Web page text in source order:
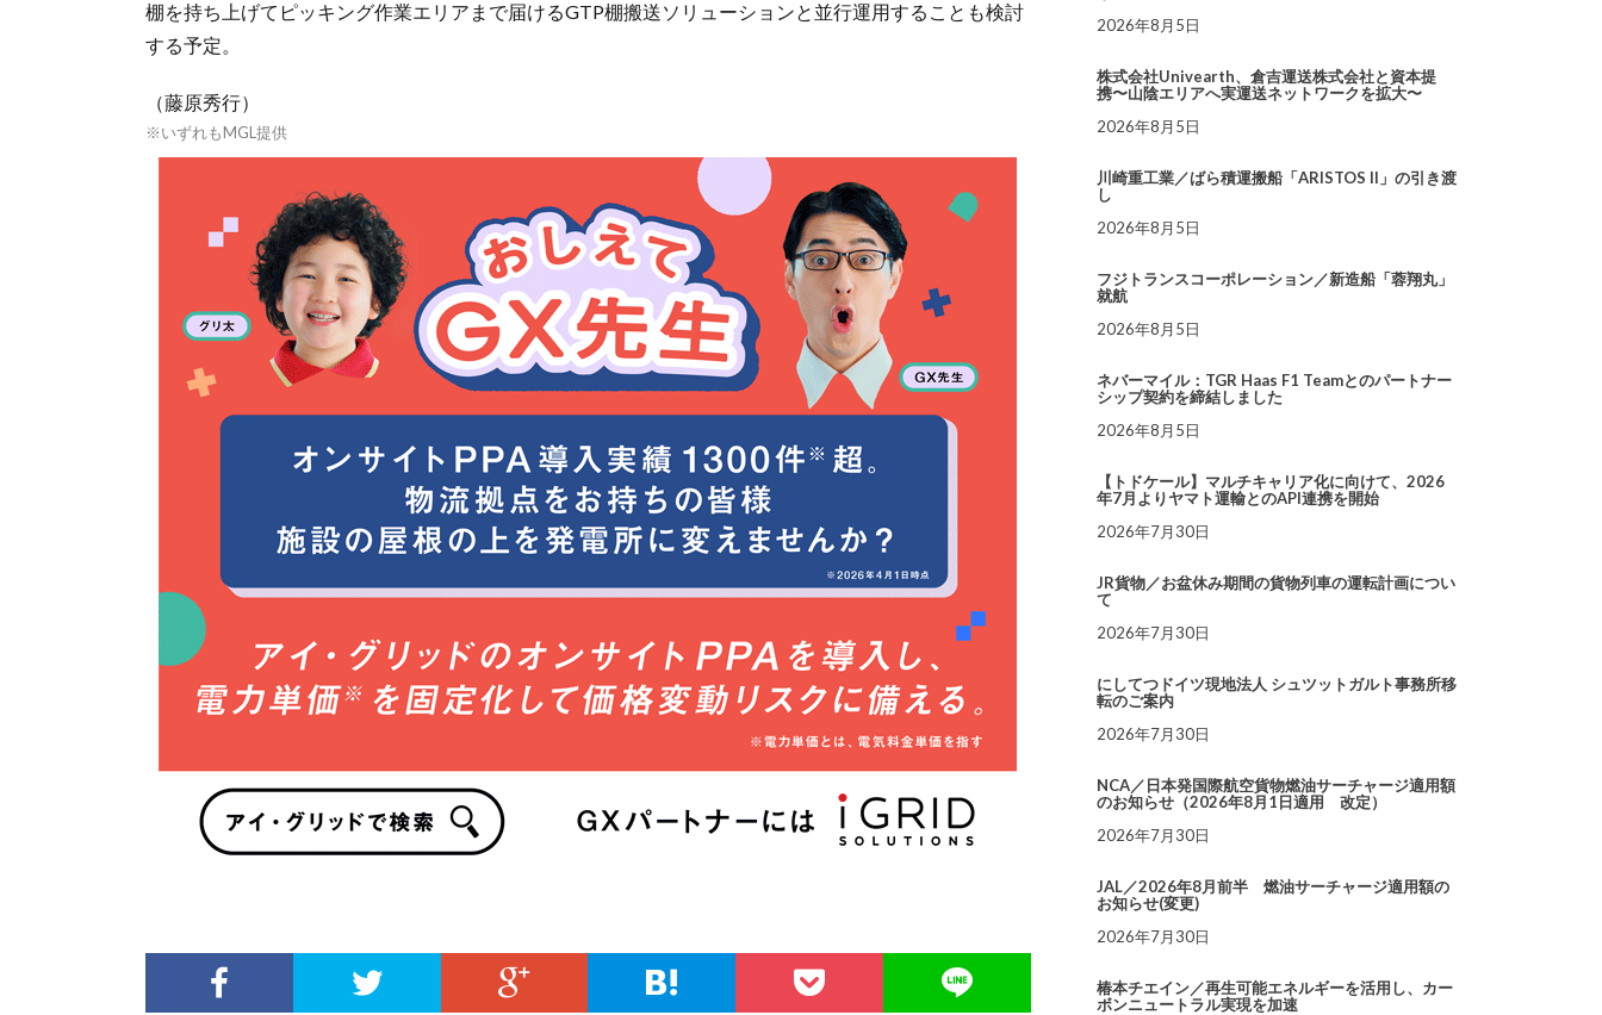
棚を持ち上げてピッキング作業エリアまで届けるGTP棚搬送ソリューションと並行運用することも検討
する予定。
（藤原秀行）
※いずれもMGL提供
2026年8月5日
株式会社Univearth、倉吉運送株式会社と資本提
携〜山陰エリアへ実運送ネットワークを拡大〜
2026年8月5日
川崎重工業／ばら積運搬船「ARISTOS II」の引き渡
し
2026年8月5日
フジトランスコーポレーション／新造船「蓉翔丸」
就航
2026年8月5日
ネバーマイル：TGR Haas F1 Teamとのパートナー
シップ契約を締結しました
2026年8月5日
【トドケール】マルチキャリア化に向けて、2026
年7月よりヤマト運輸とのAPI連携を開始
2026年7月30日
JR貨物／お盆休み期間の貨物列車の運転計画につい
て
2026年7月30日
にしてつドイツ現地法人 シュツットガルト事務所移
転のご案内
2026年7月30日
NCA／日本発国際航空貨物燃油サーチャージ適用額
のお知らせ（2026年8月1日適用 改定）
2026年7月30日
JAL／2026年8月前半 燃油サーチャージ適用額の
お知らせ(変更)
2026年7月30日
椿本チエイン／再生可能エネルギーを活用し、カー
ボンニュートラル実現を加速